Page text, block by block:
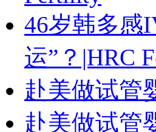
46岁韩多感
运”？|HRC
赴美做试管
赴美做试管